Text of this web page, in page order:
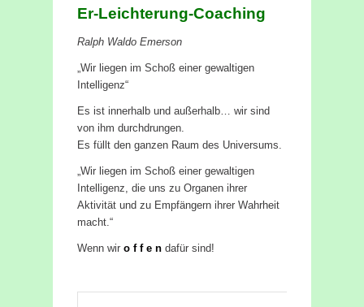
Er-Leichterung-Coaching
Ralph Waldo Emerson
„Wir liegen im Schoß einer gewaltigen
Intelligenz“
Es ist innerhalb und außerhalb… wir sind
von ihm durchdrungen.
Es füllt den ganzen Raum des Universums.
„Wir liegen im Schoß einer gewaltigen
Intelligenz, die uns zu Organen ihrer
Aktivität und zu Empfängern ihrer Wahrheit
macht.“
Wenn wir o f f e n dafür sind!